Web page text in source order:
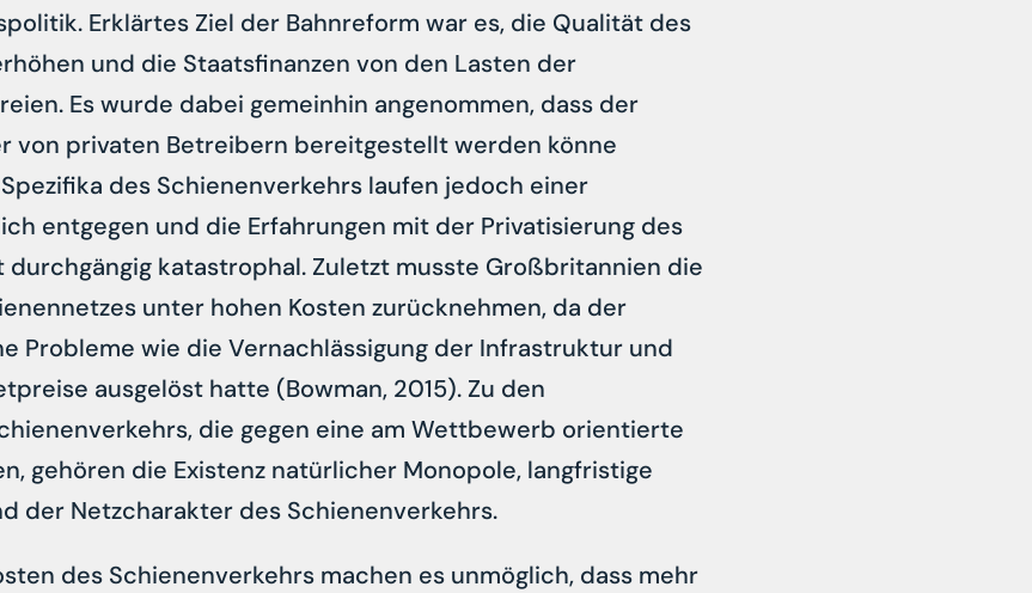
Erklärtes Ziel der Bahnreform war es, die Qualität des
und die Staatsfinanzen von den Lasten der
Es wurde dabei gemeinhin angenommen, dass der
von privaten Betreibern bereitgestellt werden könne
des Schienenverkehrs laufen jedoch einer
entgegen und die Erfahrungen mit der Privatisierung des
durchgängig katastrophal. Zuletzt musste Großbritannien die
unter hohen Kosten zurücknehmen, da der
Probleme wie die Vernachlässigung der Infrastruktur und
ausgelöst hatte (Bowman, 2015). Zu den
die gegen eine am Wettbewerb orientierte
gehören die Existenz natürlicher Monopole, langfristige
der Netzcharakter des Schienenverkehrs.
des Schienenverkehrs machen es unmöglich, dass mehr